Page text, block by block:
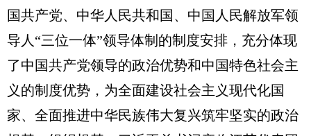
国共产党、中华人民共和国、中国人民解放军领
导人“三位一体”领导体制的制度安排，充分体现
了中国共产党领导的政治优势和中国特色社会主
义的制度优势，为全面建设社会主义现代化国
家、全面推进中华民族伟大复兴筑牢坚实的政治